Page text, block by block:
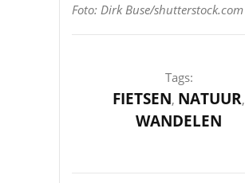
Foto: Dirk Buse/shutterstock.com
Tags:
FIETSEN, NATUUR,
WANDELEN